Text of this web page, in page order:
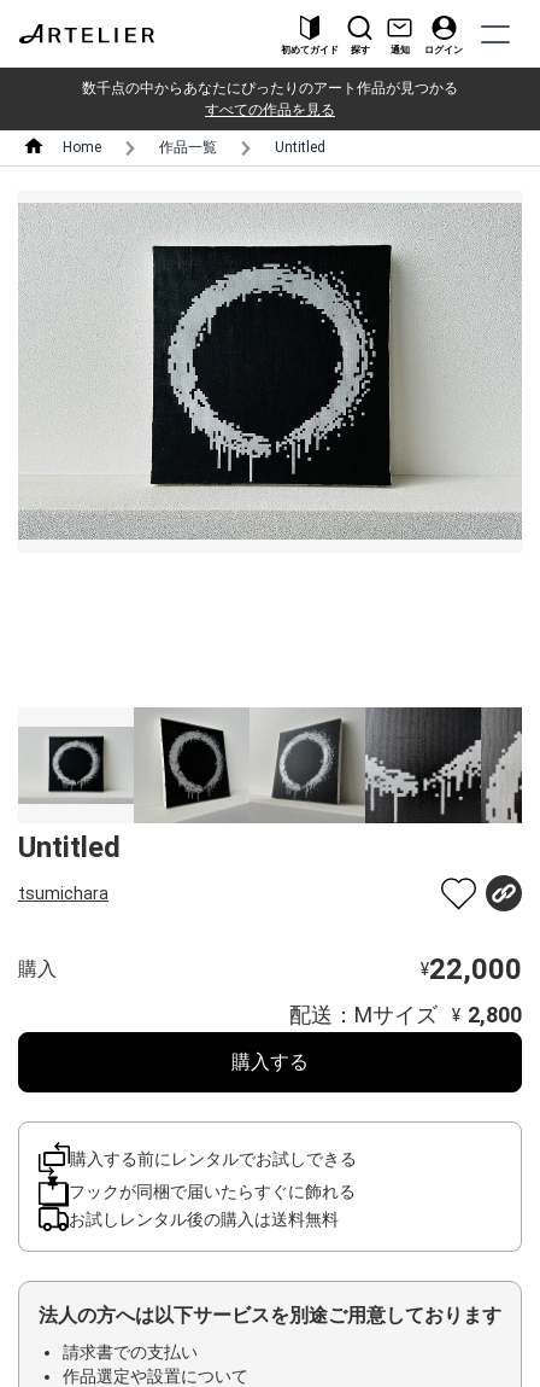
初めてガイド 探す 通知 ログイン
数千点の中からあなたにぴったりのアート作品が見つかる
すべての作品を見る
Home 作品一覧 Untitled
Untitled
tsumichara
購入 ¥22,000
配送：Mサイズ ¥ 2,800
購入する
購入する前にレンタルでお試しできる
フックが同梱で届いたらすぐに飾れる
お試しレンタル後の購入は送料無料
法人の方へは以下サービスを別途ご用意しております
請求書での支払い
作品選定や設置について